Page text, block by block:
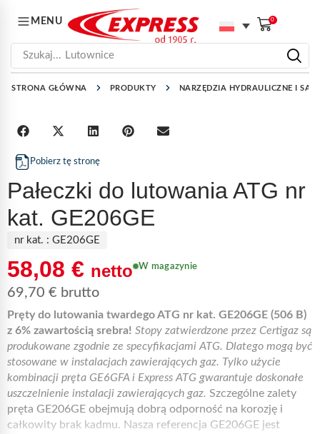
MENU 0
Szukaj... Lutownice
STRONA GŁÓWNA PRODUKTY NARZĘDZIA HYDRAULICZNE I
Pobierz tę stronę
Pałeczki do lutowania ATG nr
kat. GE206GE
nr kat. : GE206GE
58,08 € netto
69,70 € brutto
W magazynie
Pręty do lutowania twardego ATG nr kat. GE206GE (506 B)
z 6% zawartością srebra! Stopy zatwierdzone przez Certigaz są
produkowane zgodnie ze specyfikacjami ATG. Dlatego mogą być
stosowane w instalacjach zawierających gaz. Tylko użycie
kombinacji pręta GE6GFA i Express ATG gwarantuje doskonałe
uszczelnienie instalacji zawierających gaz. Szczególne zalety
pręta GE206GE obejmują dobrą odporność na korozję i
całkowity brak kadmu. Nasza referencja GE206GE jest